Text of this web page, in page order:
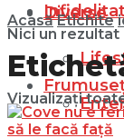
Diverse
Nici un rezultat
Vizualizați
Acasă Etichite